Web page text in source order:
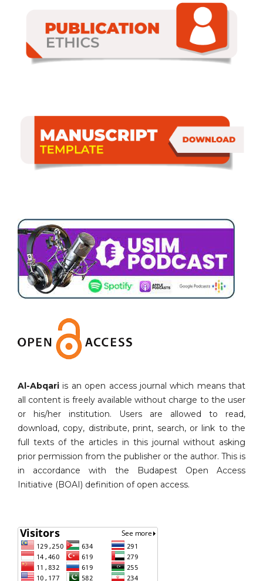
Al-Abqari is an open access journal which means that
all content is freely available without charge to the user
or his/her institution. Users are allowed to read,
download, copy, distribute, print, search, or link to the
full texts of the articles in this journal without asking
prior permission from the publisher or the author. This is
in accordance with the Budapest Open Access
Initiative (BOAI) definition of open access.